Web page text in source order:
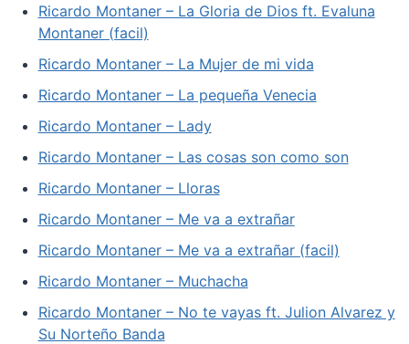
Ricardo Montaner – La Gloria de Dios ft. Evaluna
Montaner (facil)
Ricardo Montaner – La Mujer de mi vida
Ricardo Montaner – La pequeña Venecia
Ricardo Montaner – Lady
Ricardo Montaner – Las cosas son como son
Ricardo Montaner – Lloras
Ricardo Montaner – Me va a extrañar
Ricardo Montaner – Me va a extrañar (facil)
Ricardo Montaner – Muchacha
Ricardo Montaner – No te vayas ft. Julion Alvarez y
Su Norteño Banda